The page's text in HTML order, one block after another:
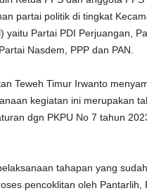
partai politik di tingkat
yaitu Partai PDI Perjuangan,
Nasdem, PPP dan PAN.
Teweh Timur Irwanto
kegiatan ini merupakan
dgn PKPU No 7 tahun
tahapan yang
pencoklitan oleh Pantarlih,